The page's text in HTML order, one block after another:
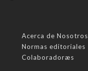
Acerca de Nosotros
Normas editoriales
Colaboradoræs